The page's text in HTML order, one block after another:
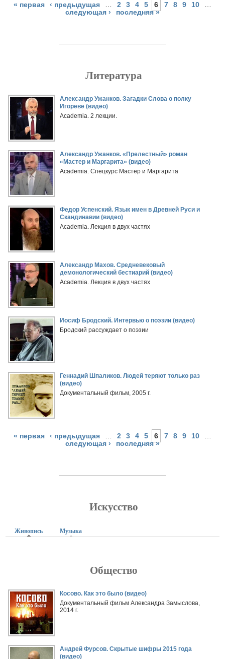
« первая ‹ предыдущая … 2 3 4 5 6 7 8 9 10
…
следующая ›
последняя »
Литература
Александр Ужанков. Загадки Слова о полку
Игореве (видео)
Academia. 2 лекции.
Александр Ужанков. «Прелестный» роман
«Мастер и Маргарита» (видео)
Academia. Спецкурс Мастер и Маргарита
Федор Успенский. Язык имен в Древней Руси и
Скандинавии (видео)
Academia. Лекция в двух частях
Александр Махов. Средневековый
демонологический бестиарий (видео)
Academia. Лекция в двух частях
Иосиф Бродский. Интервью о поэзии (видео)
Бродский рассуждает о поэзии
Геннадий Шпаликов. Людей теряют только раз
(видео)
Документальный фильм, 2005 г.
Страницы
« первая ‹ предыдущая 2 3 4 5 6 7 8 9 10
следующая ›
последняя »
Искусство
Живопись (активная вкладка)
Музыка
Общество
Косово. Как это было (видео)
Документальный фильм Александра Замыслова,
2014 г.
Андрей Фурсов. Скрытые шифры 2015 года
(видео)
Страницы